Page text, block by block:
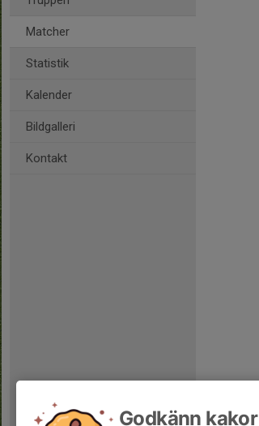
Matcher
Statistik
Kalender
Bildgalleri
Kontakt
Godkänn kakor